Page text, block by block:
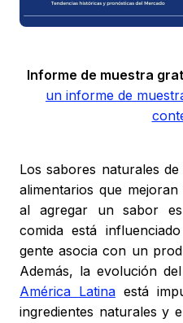
Informe de muestra
un informe de
Los sabores naturales
alimentarios que
al agregar un sabor
comida está
gente asocia con un
Además, la evolución del
América Latinaestá
ingredientes naturales y